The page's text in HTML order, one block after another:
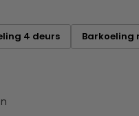
4 deurs
Barkoeling